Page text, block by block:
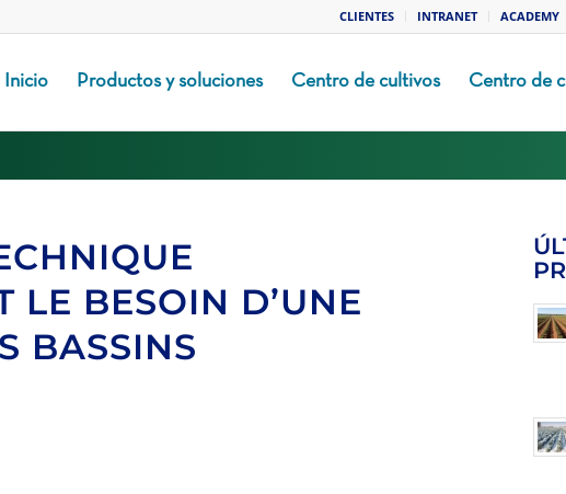
CLIENTES INTRANET ACADEMY
Inicio Productos y soluciones Centro de cultivos Centro de
LE BESOIN D’UNE
BASSINS